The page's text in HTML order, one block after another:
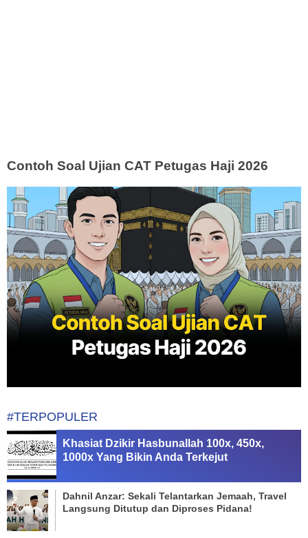
Contoh Soal Ujian CAT Petugas Haji 2026
#TERPOPULER
Khasiat Dzikir Hasbunallah 100x, 450x,
1000x Yang Bikin Anda Terkejut
Dahnil Anzar: Sekali Telantarkan Jemaah, Travel
Langsung Ditutup dan Diproses Pidana!